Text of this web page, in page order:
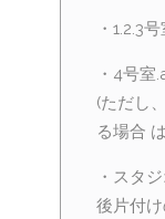
・1.2.3
・4号室
(ただし
る場合
・スタ
後片付け